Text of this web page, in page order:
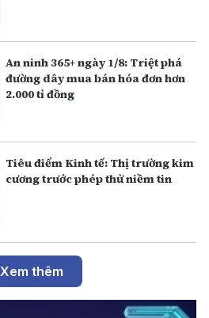
An ninh 365+ ngày 1/8: Triệt phá
đường dây mua bán hóa đơn hơn
2.000 tỉ đồng
Tiêu điểm Kinh tế: Thị trường kim
cương trước phép thử niềm tin
Xem thêm